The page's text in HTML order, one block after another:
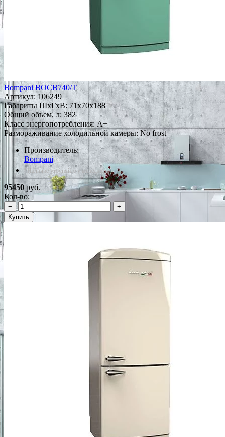
Bompani BOCB740/T
Артикул: 106249
Габариты ШxГxВ: 71x70x188
Общий объем, л: 382
Класс энергопотребления: A+
Размораживание холодильной камеры: No frost
Производитель:
Bompani
*Наличие уточняйте у менеджера
95450 руб.
Кол-во:
−
+
Купить